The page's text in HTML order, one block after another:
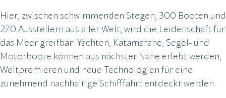
Hier, zwischen schwimmenden Stegen, 300 Booten und
270 Ausstellern aus aller Welt, wird die Leidenschaft für
das Meer greifbar: Yachten, Katamarane, Segel- und
Motorboote können aus nächster Nähe erlebt werden,
Weltpremieren und neue Technologien für eine
zunehmend nachhaltige Schifffahrt entdeckt werden.